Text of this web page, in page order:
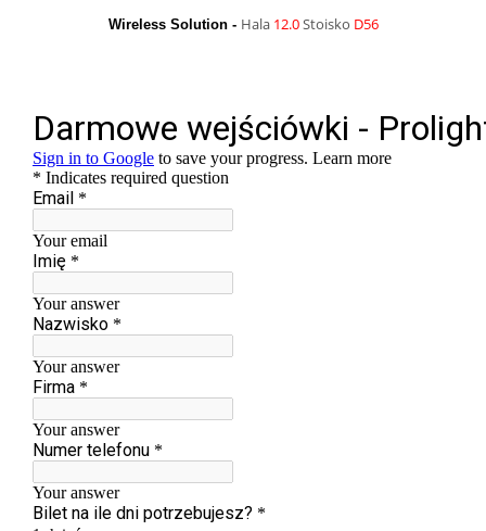
Wireless Solution - Hala 12.0Stoisko D56